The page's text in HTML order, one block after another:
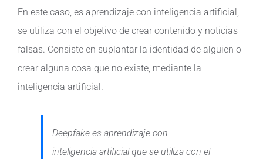
En este caso, es aprendizaje con inteligencia artificial,
se utiliza con el objetivo de crear contenido y noticias
falsas. Consiste en suplantar la identidad de alguien o
crear alguna cosa que no existe, mediante la
inteligencia artificial.
Deepfake es aprendizaje con
inteligencia artificial que se utiliza con el